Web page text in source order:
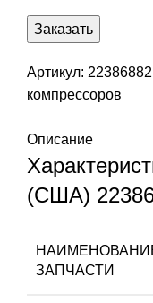
Заказать
Артикул: 22386882
компрессоров
Описание
(США)
ЗАПЧАСТИ